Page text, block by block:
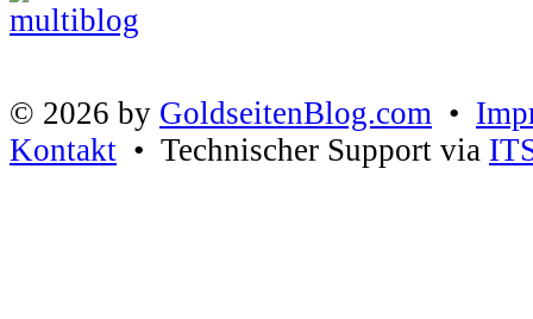
© 2026 by GoldseitenBlog.com •
Kontakt • Technischer Support via